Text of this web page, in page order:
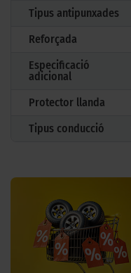
Tipus antipunxades
Reforçada
Especificació
adicional
Protector llanda
Tipus conducció